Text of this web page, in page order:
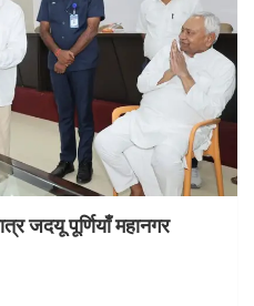
जदयू पूर्णियाँ महानगर